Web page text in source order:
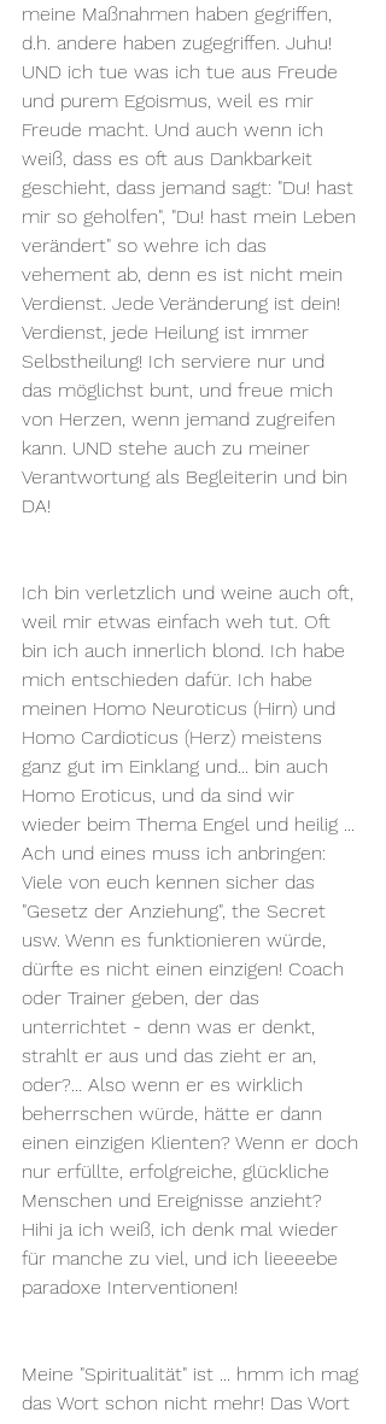
meine Maßnahmen haben gegriffen,
d.h. andere haben zugegriffen. Juhu!
UND ich tue was ich tue aus Freude
und purem Egoismus, weil es mir
Freude macht. Und auch wenn ich
weiß, dass es oft aus Dankbarkeit
geschieht, dass jemand sagt: "Du! hast
mir so geholfen", "Du! hast mein Leben
verändert" so wehre ich das
vehement ab, denn es ist nicht mein
Verdienst. Jede Veränderung ist dein!
Verdienst, jede Heilung ist immer
Selbstheilung! Ich serviere nur und
das möglichst bunt, und freue mich
von Herzen, wenn jemand zugreifen
kann. UND stehe auch zu meiner
Verantwortung als Begleiterin und bin
DA!
Ich bin verletzlich und weine auch oft,
weil mir etwas einfach weh tut. Oft
bin ich auch innerlich blond. Ich habe
mich entschieden dafür. Ich habe
meinen Homo Neuroticus (Hirn) und
Homo Cardioticus (Herz) meistens
ganz gut im Einklang und... bin auch
Homo Eroticus, und da sind wir
wieder beim Thema Engel und heilig ...
Ach und eines muss ich anbringen:
Viele von euch kennen sicher das
"Gesetz der Anziehung", the Secret
usw. Wenn es funktionieren würde,
dürfte es nicht einen einzigen! Coach
oder Trainer geben, der das
unterrichtet - denn was er denkt,
strahlt er aus und das zieht er an,
oder?... Also wenn er es wirklich
beherrschen würde, hätte er dann
einen einzigen Klienten? Wenn er doch
nur erfüllte, erfolgreiche, glückliche
Menschen und Ereignisse anzieht?
Hihi ja ich weiß, ich denk mal wieder
für manche zu viel, und ich lieeeebe
paradoxe Interventionen!
Meine "Spiritualität" ist ... hmm ich mag
das Wort schon nicht mehr! Das Wort